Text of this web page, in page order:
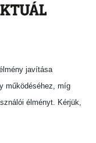
közép-
egyik
a gyár teljes
meg.
Megosztás:
javítása
működéséhez, míg
élményt. Kérjük,